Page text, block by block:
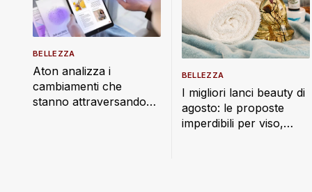
Aton analizza i
cambiamenti che
stanno attraversando
BELLEZZA
I migliori lanci beauty di
agosto: le proposte
imperdibili per viso,
BELLEZZA